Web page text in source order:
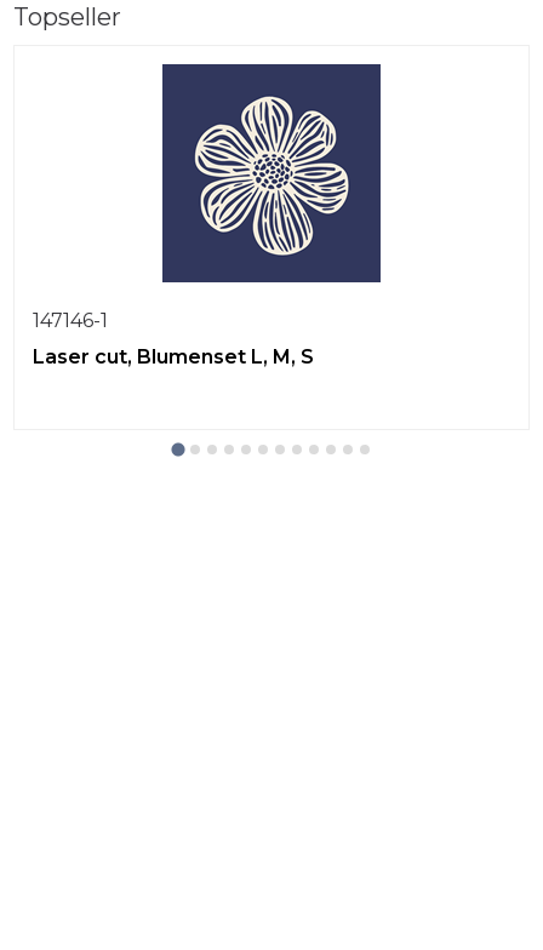
Topseller
147146-1
Laser cut, Blumenset L, M, S